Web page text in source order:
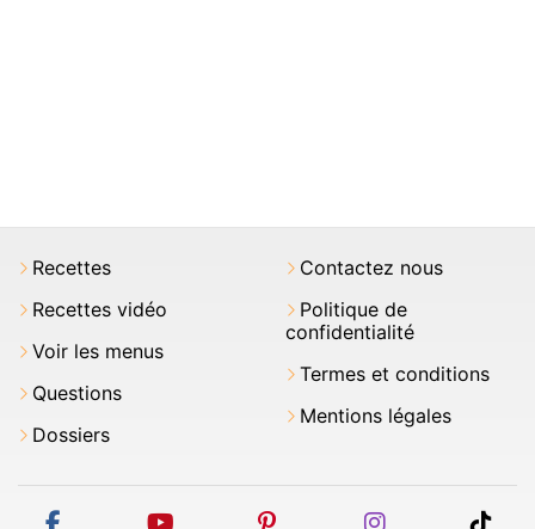
Recettes
Recettes vidéo
Voir les menus
Questions
Dossiers
Contactez nous
Politique de
confidentialité
Termes et conditions
Mentions légales
facebook youtube pinterest instagram